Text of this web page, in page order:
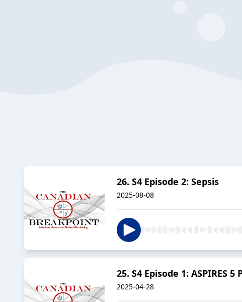
26. S4 Episode 2: Sepsis
2025-08-08
25. S4 Episode 1: ASPIRES
2025-04-28